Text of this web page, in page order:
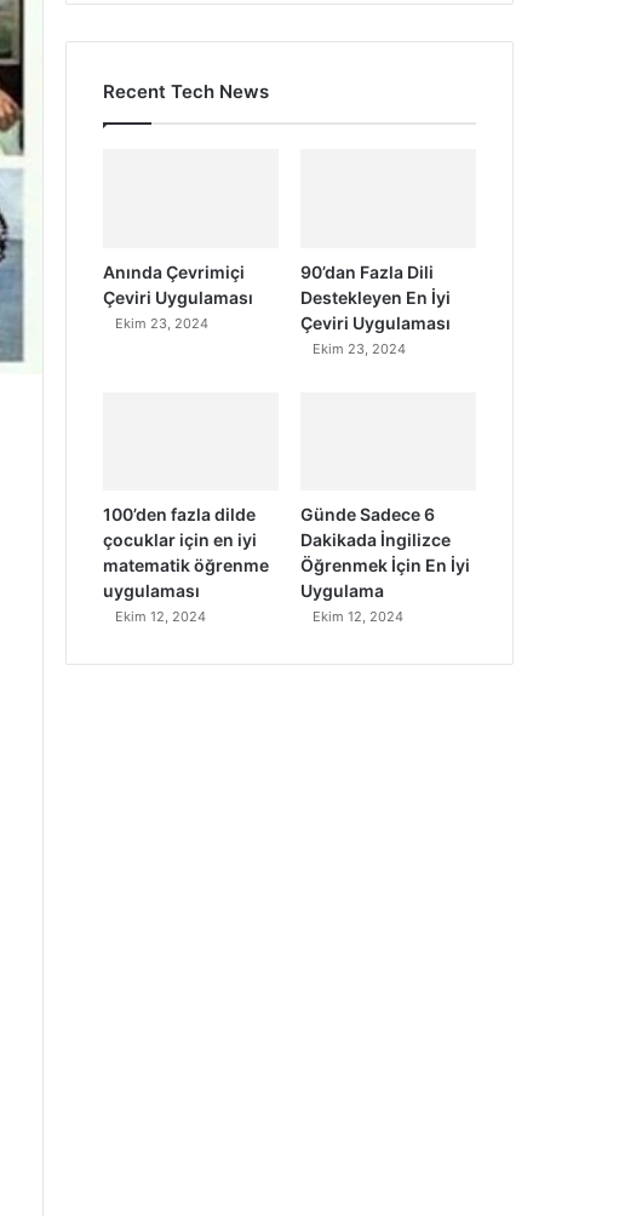
Recent Tech News
Anında Çevrimiçi
Çeviri Uygulaması
Ekim 23, 2024
90’dan Fazla Dili
Destekleyen En İyi
Çeviri Uygulaması
Ekim 23, 2024
100’den fazla dilde
çocuklar için en iyi
matematik öğrenme
uygulaması
Ekim 12, 2024
Günde Sadece 6
Dakikada İngilizce
Öğrenmek İçin En İyi
Uygulama
Ekim 12, 2024